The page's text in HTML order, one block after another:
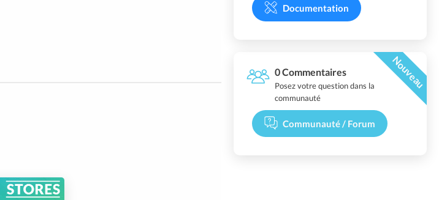
Documentation
0 Commentaires Nouveau
Posez votre question dans la
communauté
Communauté / Forum